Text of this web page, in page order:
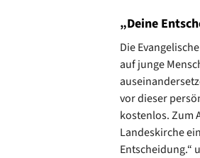
„Deine
Die
auf junge
vor dieser
kostenlos. Zum
Landeskirche
Entscheidung.“